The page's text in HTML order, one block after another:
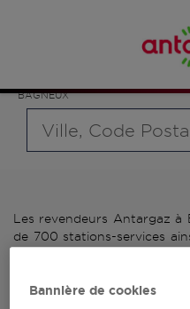
BAGNEUX
bouteille souhaité et le
distributeur automatique de
Les revendeurs Antargaz à
de 700 stations-services
votre stations GPL ou
Bannière de cookies